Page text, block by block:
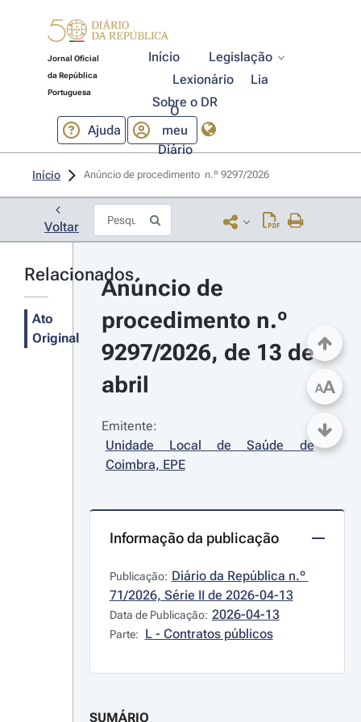
Jornal Oficial
da República
Portuguesa
Início
Legislação
Lexionário
Lia
Sobre o DR
Ajuda
O
meu
Diário
Início Anúncio de procedimento  n.º 9297/2026
Voltar
Relacionados
Ato
Original
Anúncio de
procedimento n.º
9297/2026, de 13 de
abril
Emitente:
Unidade Local de Saúde de
Coimbra, EPE
Informação da publicação
Publicação: Diário da República n.º
71/2026, Série II de 2026-04-13
Data de Publicação: 2026-04-13
Parte: L - Contratos públicos
SUMÁRIO
AA